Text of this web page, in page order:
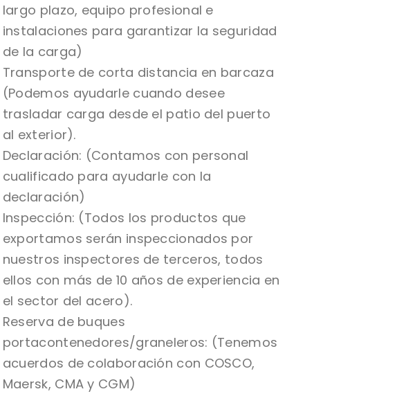
largo plazo, equipo profesional e
instalaciones para garantizar la seguridad
de la carga)
Transporte de corta distancia en barcaza
(Podemos ayudarle cuando desee
trasladar carga desde el patio del puerto
al exterior).
Declaración: (Contamos con personal
cualificado para ayudarle con la
declaración)
Inspección: (Todos los productos que
exportamos serán inspeccionados por
nuestros inspectores de terceros, todos
ellos con más de 10 años de experiencia en
el sector del acero).
Reserva de buques
portacontenedores/graneleros: (Tenemos
acuerdos de colaboración con COSCO,
Maersk, CMA y CGM)